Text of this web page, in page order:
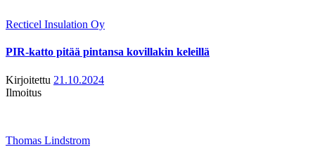
Recticel Insulation Oy
PIR-katto pitää pintansa kovillakin keleillä
Kirjoitettu 21.10.2024
Ilmoitus
Thomas Lindstrom